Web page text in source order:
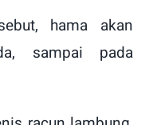
hama akan
sampai pada